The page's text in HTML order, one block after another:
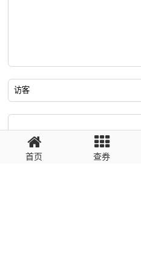
回复需填写必要信息
首页 查券